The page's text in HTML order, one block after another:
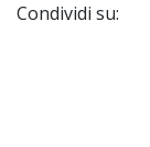
Condividi su: